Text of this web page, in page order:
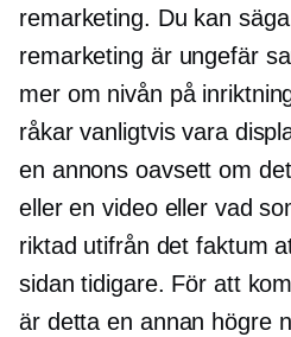
remarketing. Du kan
remarketing är ungefär
mer om nivån på
råkar vanligtvis vara
en annons oavsett om
eller en video eller vad
riktad utifrån det faktum
sidan tidigare. För att
är detta en annan högre